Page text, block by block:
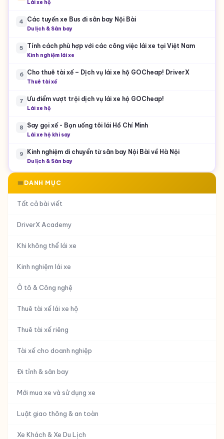
Lái xe hộ
4 Các tuyến xe Bus đi sân bay Nội Bài
Du lịch & Sân bay
5 Tính cách phù hợp với các công việc lái xe tại Việt Nam
Kinh nghiệm lái xe
6 Cho thuê tài xế – Dịch vụ lái xe hộ GOCheap! DriverX
Thuê tài xế
7 Ưu điểm vượt trội dịch vụ lái xe hộ GOCheap!
Lái xe hộ
8 Say gọi xế - Bạn uống tôi lái Hồ Chí Minh
Lái xe hộ khi say
9 Kinh nghiệm di chuyển từ sân bay Nội Bài về Hà Nội
Du lịch & Sân bay
DANH MỤC
Tất cả bài viết
DriverX Academy
Khi không thể lái xe
Kinh nghiệm lái xe
Ô tô & Công nghệ
Thuê tài xế lái xe hộ
Thuê tài xế riêng
Tài xế cho doanh nghiệp
Đi tỉnh & sân bay
Mới mua xe và sử dụng xe
Luật giao thông & an toàn
Xe Khách & Xe Du Lịch